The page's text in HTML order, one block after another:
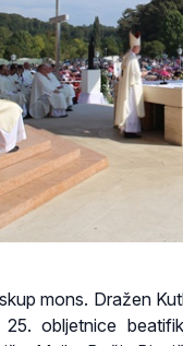
mons. Dražen
25. obljetnice